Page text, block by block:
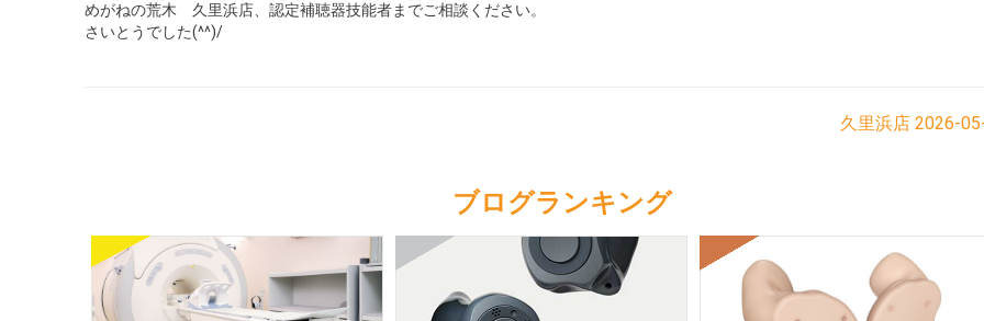
めがねの荒木 久里浜店、認定補聴器技能者までご相談ください。
さいとうでした(^^)/
久里浜店 2026-
ブログランキング